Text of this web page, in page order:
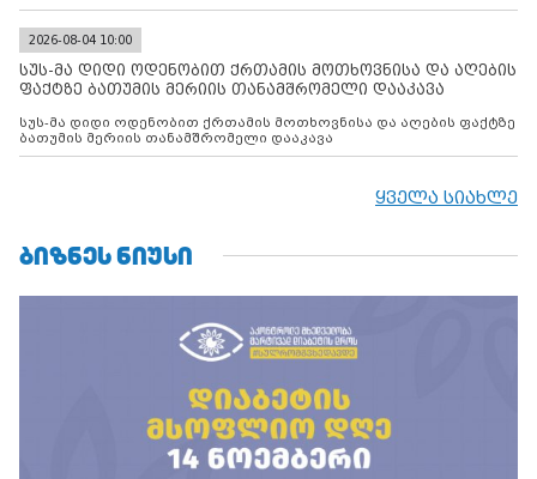
2026-08-04 10:00
სუს-მა დიდი ოდენობით ქრთამის მოთხოვნისა და აღების
ფაქტზე ბათუმის მერიის თანამშრომელი დააკავა
სუს-მა დიდი ოდენობით ქრთამის მოთხოვნისა და აღების ფაქტზე
ბათუმის მერიის თანამშრომელი დააკავა
ყველა სიახლე
ᲑᲘᲖᲜᲔᲡ ᲜᲘᲣᲡᲘ